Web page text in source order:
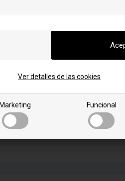
Marketing Funcional
Ver detalles de las cookies
ES R
ESP 11
ESP 13
ESP 16
WO 85